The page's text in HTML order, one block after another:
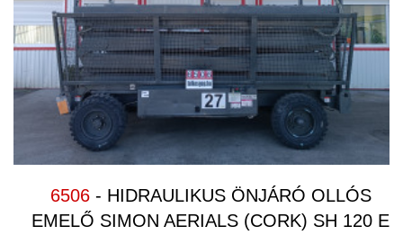
6506- HIDRAULIKUS ÖNJÁRÓ OLLÓS
EMELŐ SIMON AERIALS (CORK) SH 120 E